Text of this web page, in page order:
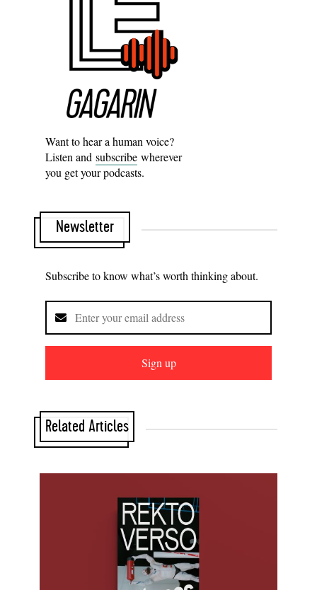
Want to hear a human voice?
Listen and subscribe wherever
you get your podcasts.
Newsletter
Subscribe to know what’s worth thinking about.
Sign up
Related Articles